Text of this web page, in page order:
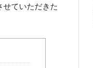
せていただきた